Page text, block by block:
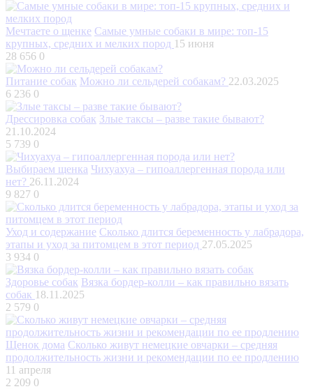
Мечтаете о щенке Самые умные собаки в мире: топ-15
крупных, средних и мелких пород 15 июня
28 656 0
Питание собак Можно ли сельдерей собакам? 22.03.2025
6 236 0
Дрессировка собак Злые таксы – разве такие бывают?
21.10.2024
5 739 0
Выбираем щенка Чихуахуа – гипоаллергенная порода или
нет? 26.11.2024
9 827 0
Уход и содержание Сколько длится беременность у лабрадора,
этапы и уход за питомцем в этот период 27.05.2025
3 934 0
Здоровье собак Вязка бордер-колли – как правильно вязать
собак 18.11.2025
2 579 0
Щенок дома Сколько живут немецкие овчарки – средняя
продолжительность жизни и рекомендации по ее продлению
11 апреля
2 209 0